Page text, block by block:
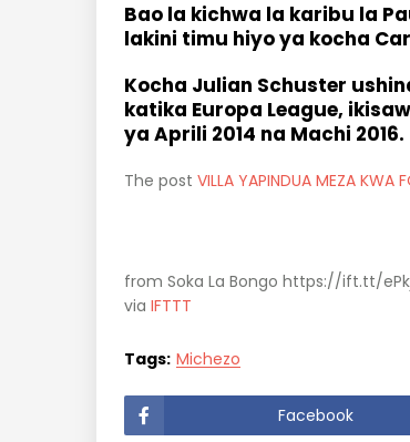
Bao la kichwa la karibu la
lakini timu hiyo ya kocha
Kocha Julian Schuster
katika Europa League,
ya Aprili 2014 na Machi 2016.
The post VILLA YAPINDUA MEZA KWA
from Soka La Bongo https://ift.tt/
via IFTTT
Tags: Michezo
Facebook